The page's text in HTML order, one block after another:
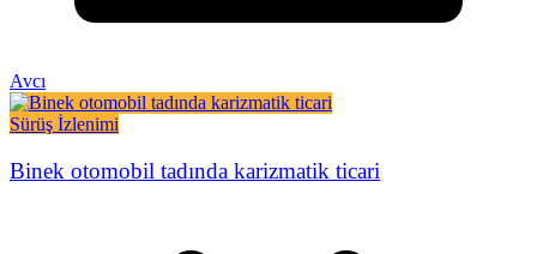
Avcı
Sürüş İzlenimi
Binek otomobil tadında karizmatik ticari